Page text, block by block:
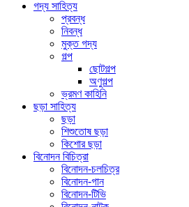
গদ্য সাহিত্য
প্রবন্ধ
নিবন্ধ
মুক্ত গদ্য
গল্প
ছোটগল্প
অণুগল্প
ভ্রমণ কাহিনি
ছড়া সাহিত্য
ছড়া
শিশুতোষ ছড়া
কিশোর ছড়া
বিনোদন বিচিত্রা
বিনোদন-চলচিত্র
বিনোদন-গান
বিনোদন-টিভি